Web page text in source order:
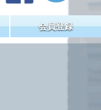
会員登録